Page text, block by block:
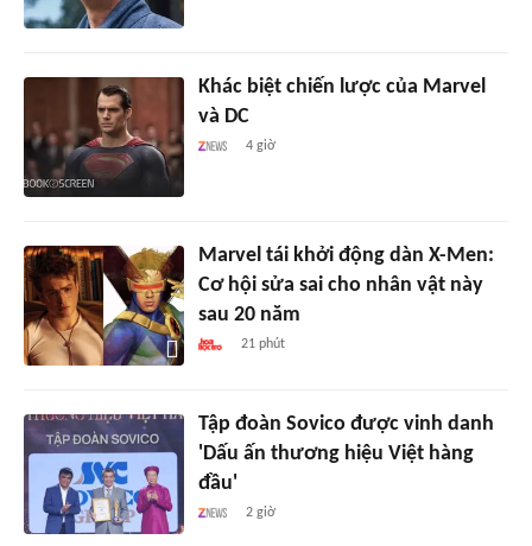
Khác biệt chiến lược của Marvel
và DC
4 giờ
Marvel tái khởi động dàn X-Men:
Cơ hội sửa sai cho nhân vật này
sau 20 năm
21 phút
Tập đoàn Sovico được vinh danh
'Dấu ấn thương hiệu Việt hàng
đầu'
2 giờ